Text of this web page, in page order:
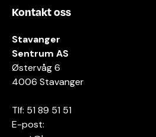
Kontakt oss
Stavanger
Sentrum AS
Østervåg 6
4006 Stavanger
Tlf: 51 89 51 51
E-post: